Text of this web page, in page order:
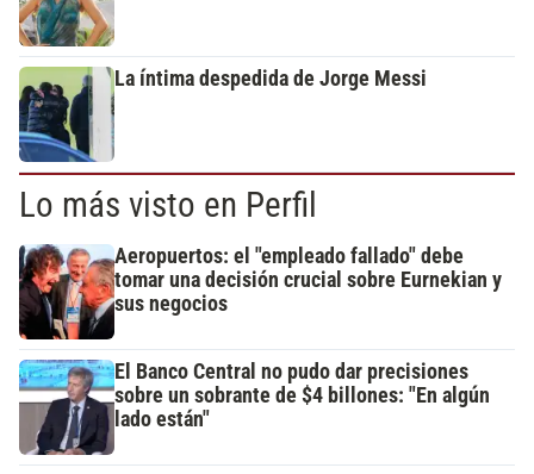
La íntima despedida de Jorge Messi
Lo más visto en Perfil
Aeropuertos: el "empleado fallado" debe
tomar una decisión crucial sobre Eurnekian y
sus negocios
El Banco Central no pudo dar precisiones
sobre un sobrante de $4 billones: "En algún
lado están"